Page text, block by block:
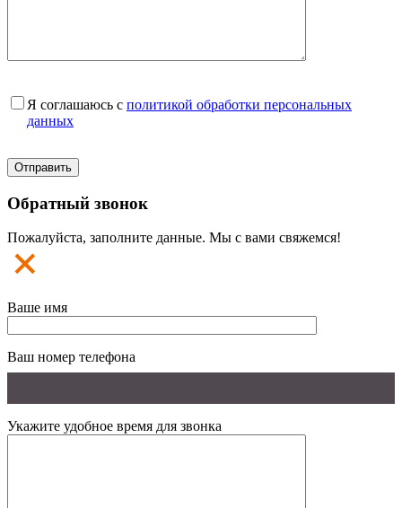
Я соглашаюсь с политикой обработки персональных
данных
Обратный звонок
Пожалуйста, заполните данные. Мы с вами свяжемся!
Ваше имя
Ваш номер телефона
Укажите удобное время для звонка